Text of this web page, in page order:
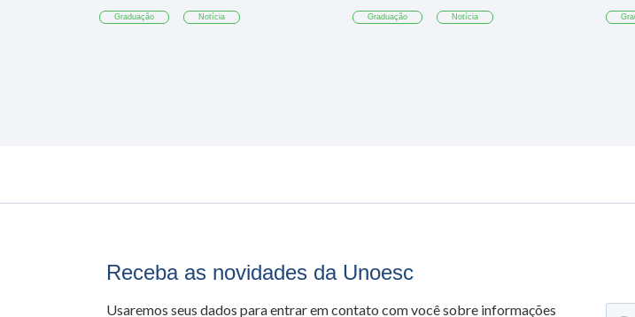
Graduação Notícia Graduação Notícia
Receba as novidades da Unoesc
Usaremos seus dados para entrar em contato com você sobre informações